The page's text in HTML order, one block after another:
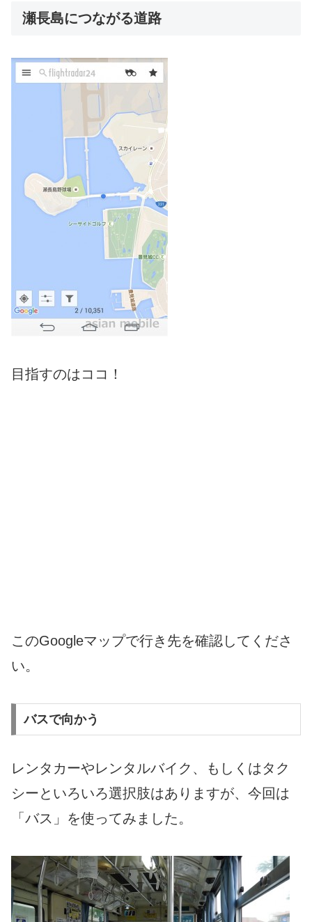
瀬長島につながる道路
目指すのはココ！
このGoogleマップで行き先を確認してくださ
い。
バスで向かう
レンタカーやレンタルバイク、もしくはタク
シーといろいろ選択肢はありますが、今回は
「バス」を使ってみました。